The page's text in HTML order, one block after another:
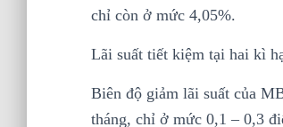
chỉ còn ở mức 4,05%.
Lãi suất tiết kiệm tại hai kì
Biên độ giảm lãi suất của
tháng, chỉ ở mức 0,1 – 0,3